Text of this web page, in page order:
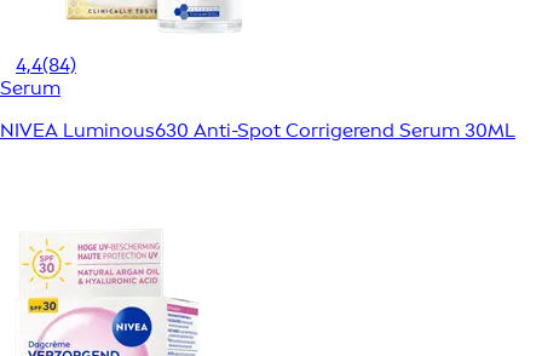
4,4(84)
Serum
NIVEA Luminous630 Anti-Spot Corrigerend Serum 30ML